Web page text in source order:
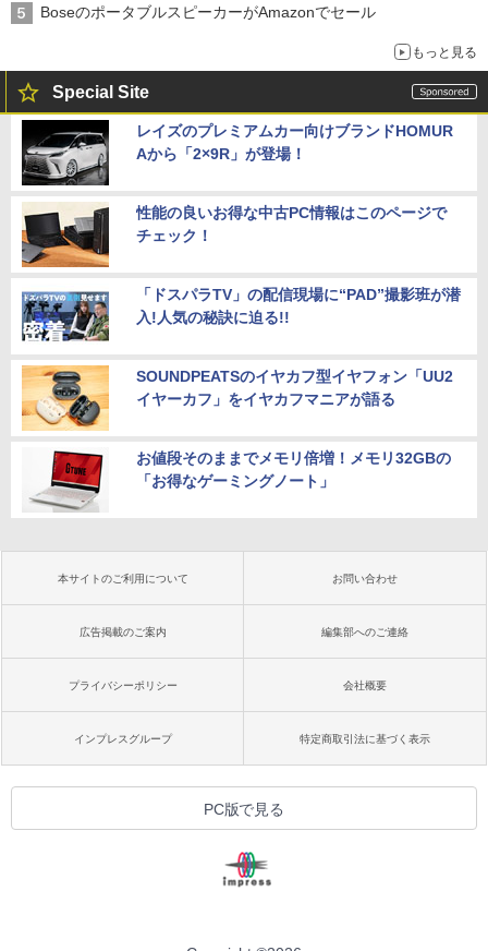
BoseのポータブルスピーカーがAmazonでセール
もっと見る
Special Site
レイズのプレミアムカー向けブランドHOMUR
Aから「2×9R」が登場！
性能の良いお得な中古PC情報はこのページで
チェック！
「ドスパラTV」の配信現場に“PAD”撮影班が潜
入!人気の秘訣に迫る!!
SOUNDPEATSのイヤカフ型イヤフォン「UU2
イヤーカフ」をイヤカフマニアが語る
お値段そのままでメモリ倍増！メモリ32GBの
「お得なゲーミングノート」
本サイトのご利用について お問い合わせ
広告掲載のご案内 編集部へのご連絡
プライバシーポリシー 会社概要
インプレスグループ 特定商取引法に基づく表示
PC版で見る